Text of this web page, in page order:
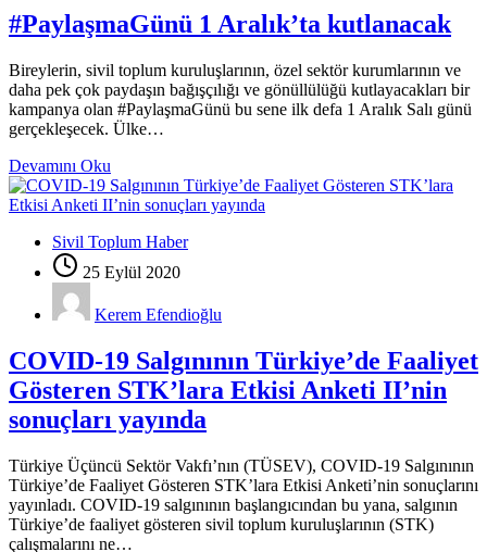
#PaylaşmaGünü 1 Aralık’ta kutlanacak
Bireylerin, sivil toplum kuruluşlarının, özel sektör kurumlarının ve
daha pek çok paydaşın bağışçılığı ve gönüllülüğü kutlayacakları bir
kampanya olan #PaylaşmaGünü bu sene ilk defa 1 Aralık Salı günü
gerçekleşecek. Ülke…
Devamını Oku
Sivil Toplum Haber
25 Eylül 2020
Kerem Efendioğlu
COVID-19 Salgınının Türkiye’de Faaliyet
Gösteren STK’lara Etkisi Anketi II’nin
sonuçları yayında
Türkiye Üçüncü Sektör Vakfı’nın (TÜSEV), COVID-19 Salgınının
Türkiye’de Faaliyet Gösteren STK’lara Etkisi Anketi’nin sonuçlarını
yayınladı. COVID-19 salgınının başlangıcından bu yana, salgının
Türkiye’de faaliyet gösteren sivil toplum kuruluşlarının (STK)
çalışmalarını ne…